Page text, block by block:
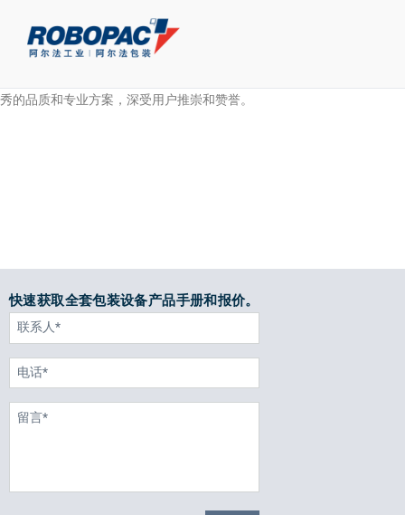
北京奔驰工厂位于北京经济技术开发区。作为中国最先进的世界级汽
秀的品质和专业方案，深受用户推崇和赞誉。
快速获取全套包装设备产品手册和报价。